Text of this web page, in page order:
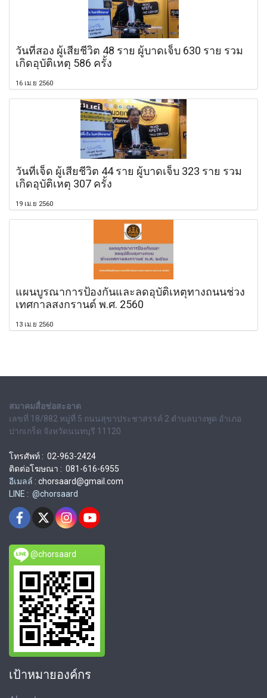
วันที่สอง ผู้เสียชีวิต 48 ราย ผู้บาดเจ็บ 630 ราย รวม
เกิดอุบัติเหตุ 586 ครั้ง
16 เม.ย 2560
วันที่เจ็ด ผู้เสียชีวิต 44 ราย ผู้บาดเจ็บ 323 ราย รวม
เกิดอุบัติเหตุ 307 ครั้ง
19 เม.ย 2560
แผนบูรณาการป้องกันและลดอุบัติเหตุทางถนนช่วง
เทศกาลสงกรานต์ พ.ศ. 2560
13 เม.ย 2560
สมาคมสื่อช่อสะอาด
เลขที่ 18/882 หมู่ที่ 5 ถนนสุขาประชาสรรค์ 2 ตำบลบางพูด อำเภอ
ปากเกร็ด จังหวัดนนทบุรี 11120
โทรศัพท์ : 02-963-2424
ติดต่อโฆษณา : 081-616-6955
อีเมลล์ : chorsaard@gmail.com
LINE : @chorsaard
@chorsaard
เป้าหมายองค์กร